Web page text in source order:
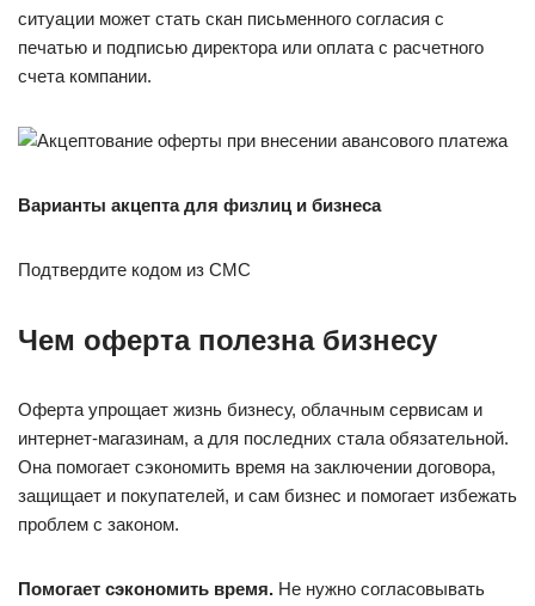
ситуации может стать скан письменного согласия с
печатью и подписью директора или оплата с расчетного
счета компании.
Варианты акцепта для физлиц и бизнеса
Подтвердите кодом из СМС
Чем оферта полезна бизнесу
Оферта упрощает жизнь бизнесу, облачным сервисам и
интернет-магазинам, а для последних стала обязательной.
Она помогает сэкономить время на заключении договора,
защищает и покупателей, и сам бизнес и помогает избежать
проблем с законом.
Помогает сэкономить время. Не нужно согласовывать